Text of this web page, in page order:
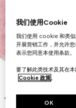
我们使用Cookie
我们使用 cookie 和类似
开展营销工作，并允许
表示您同意本使用条款。
要了解此类技术及其在
Cookie 政策。
OK